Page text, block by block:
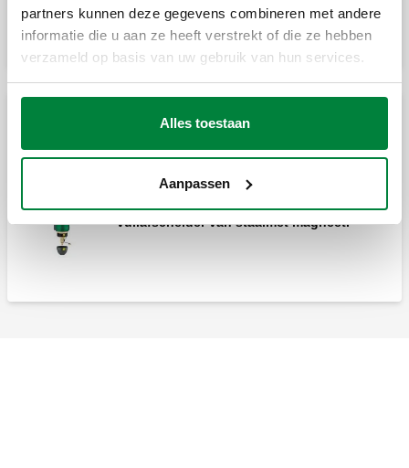
partners kunnen deze gegevens combineren met andere
informatie die u aan ze heeft verstrekt of die ze hebben
verzameld op basis van uw gebruik van hun services.
Alles toestaan
Aanpassen
Gecombineerde lucht- en vuilafscheiders in staal
DISCALDIRT®MAG, Lucht- en
vuilafscheider van staalmet magneet.